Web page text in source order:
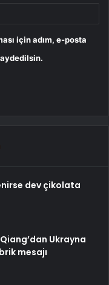
için adım, e-posta
dev çikolata
Ukrayna
mesajı